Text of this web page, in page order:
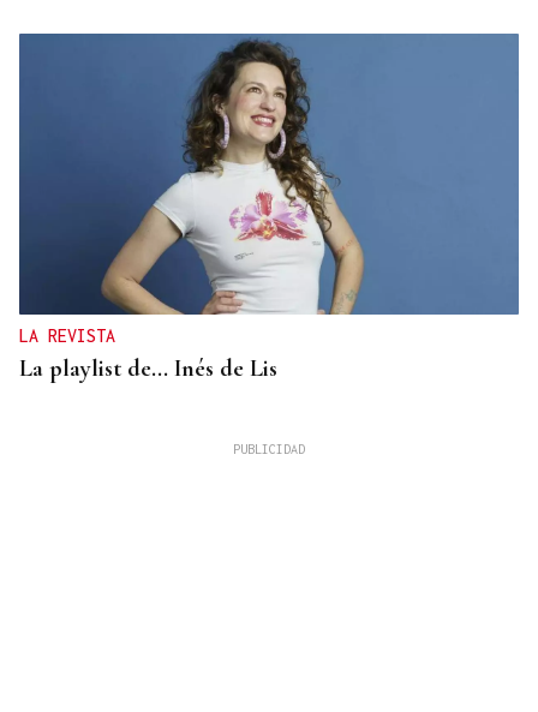
LA REVISTA
La playlist de... Inés de Lis